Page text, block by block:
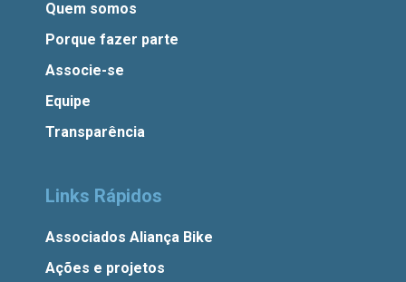
Quem somos
Porque fazer parte
Associe-se
Equipe
Transparência
Links Rápidos
Associados Aliança Bike
Ações e projetos